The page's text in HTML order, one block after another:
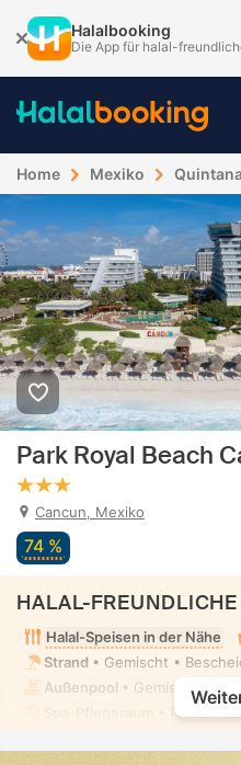
Halalbooking
Die App für halal-
Home Mexiko
Park Royal Beach
Cancun, Mexiko
74 %
HALAL-
Halal-Speisen in der Nähe
Strand • Gemischt •
Außenpool • Gemischt •
• Privat •